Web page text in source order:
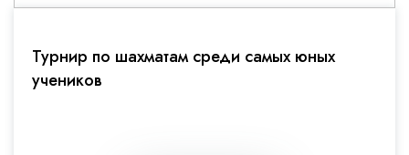
Турнир по шахматам среди самых юных
учеников